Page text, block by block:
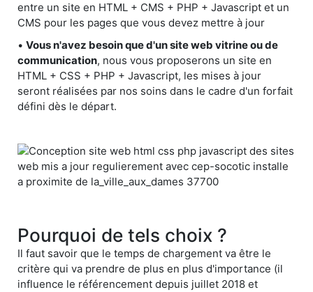
entre un site en HTML + CMS + PHP + Javascript et un
CMS pour les pages que vous devez mettre à jour
• Vous n'avez besoin que d'un site web vitrine ou de
communication, nous vous proposerons un site en
HTML + CSS + PHP + Javascript, les mises à jour
seront réalisées par nos soins dans le cadre d'un forfait
défini dès le départ.
Pourquoi de tels choix ?
Il faut savoir que le temps de chargement va être le
critère qui va prendre de plus en plus d'importance (il
influence le référencement depuis juillet 2018 et